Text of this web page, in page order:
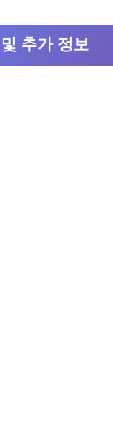
추가 정보